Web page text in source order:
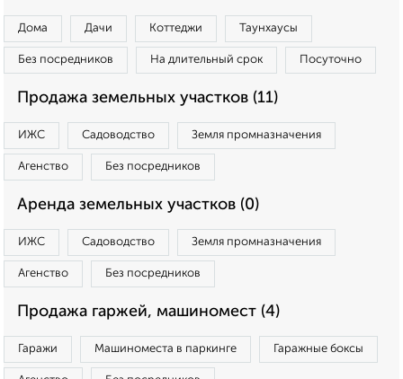
Дома Дачи Коттеджи Таунхаусы
Без посредников На длительный срок Посуточно
Продажа земельных участков (11)
ИЖС Садоводство Земля промназначения
Агенство Без посредников
Аренда земельных участков (0)
ИЖС Садоводство Земля промназначения
Агенство Без посредников
Продажа гаржей, машиномест (4)
Гаражи Машиноместа в паркинге Гаражные боксы